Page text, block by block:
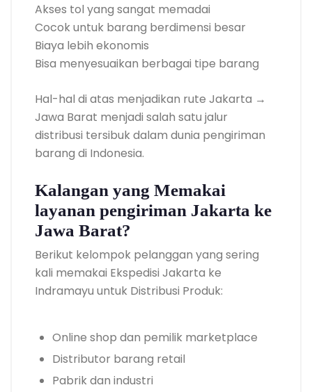
Akses tol yang sangat memadai
Cocok untuk barang berdimensi besar
Biaya lebih ekonomis
Bisa menyesuaikan berbagai tipe barang
Hal-hal di atas menjadikan rute Jakarta →
Jawa Barat menjadi salah satu jalur
distribusi tersibuk dalam dunia pengiriman
barang di Indonesia.
Kalangan yang Memakai
layanan pengiriman Jakarta ke
Jawa Barat?
Berikut kelompok pelanggan yang sering
kali memakai Ekspedisi Jakarta ke
Indramayu untuk Distribusi Produk:
Online shop dan pemilik marketplace
Distributor barang retail
Pabrik dan industri